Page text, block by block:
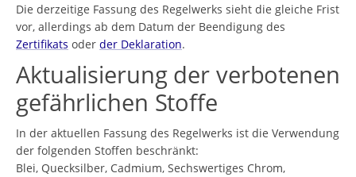
Die derzeitige Fassung des Regelwerks sieht die gleiche Frist
vor, allerdings ab dem Datum der Beendigung des
Zertifikats oder der Deklaration.
Aktualisierung der verbotenen
gefährlichen Stoffe
In der aktuellen Fassung des Regelwerks ist die Verwendung
der folgenden Stoffen beschränkt:
Blei, Quecksilber, Cadmium, Sechswertiges Chrom,